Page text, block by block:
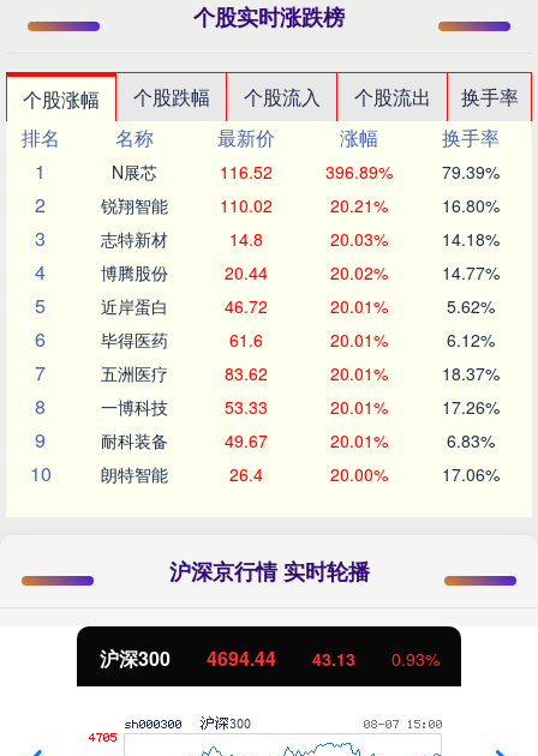
个股实时涨跌榜
个股涨幅 个股跌幅 个股流入 个股流出
换手率
排名
名称 最新价 涨幅
换手率
1
N展芯 116.52 396.89% 79.39%
2 锐翔智能 110.02 20.21% 16.80%
3 志特新材 14.8 20.03% 14.18%
4 博腾股份 20.44 20.02% 14.77%
5 近岸蛋白 46.72 20.01% 5.62%
6 毕得医药 61.6 20.01% 6.12%
7 五洲医疗 83.62 20.01% 18.37%
8 一博科技 53.33 20.01% 17.26%
9 耐科装备 49.67 20.01% 6.83%
10 朗特智能 26.4 20.00% 17.06%
沪深京行情 实时轮播
4694.44 43.13 0.93%